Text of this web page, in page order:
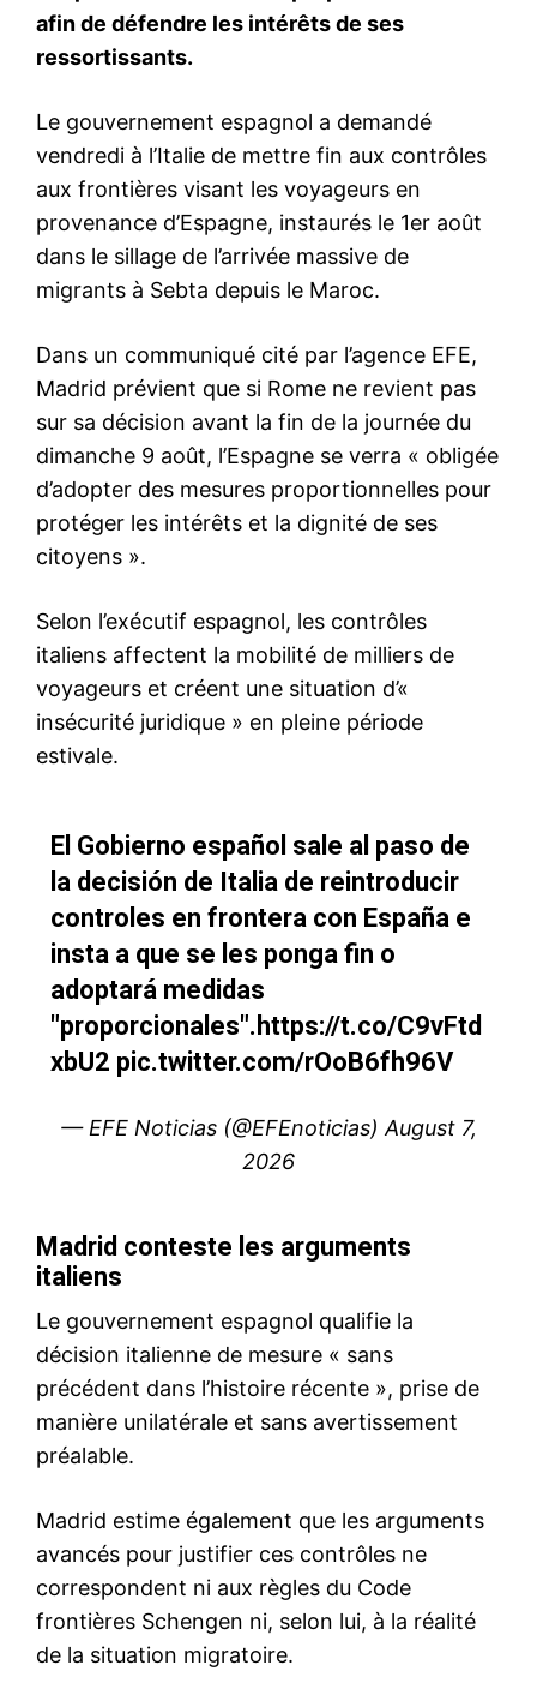
le1.ma
l'information
S'ABONNER MAINTENANT
Insight Publications
À propos
Nous contacter